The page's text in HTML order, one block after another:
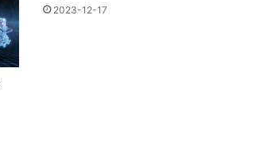
2023-12-17